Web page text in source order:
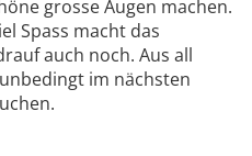
grosse Augen machen.
Spass macht das
auch noch. Aus all
im nächsten